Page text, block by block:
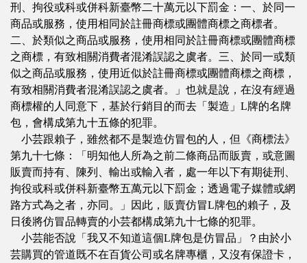
刑、拘役或科或併科新臺幣二十萬元以下罰金：一、於同一
商品或服務，使用相同於註冊商標或團體商標之商標者。
二、於類似之商品或服務，使用相同於註冊商標或團體商標
之商標，有致相關消費者混淆誤認之虞者。三、於同一或類
似之商品或服務，使用近似於註冊商標或團體商標之商標，
有致相關消費者混淆誤認之虞者。」也就是說，在沒有經過
商標權的人同意下，基於行銷目的而去「製造」L牌的名牌
包，會構成第九十五條的犯罪。
小芸跟賴子，雖然都不是製造仿冒包的人，但《商標法》
第九十七條：「明知他人所為之前二條商品而販賣，或意圖
販賣而持有、陳列、輸出或輸入者，處一年以下有期徒刑、
拘役或科或併科新臺幣五萬元以下罰金；透過電子媒體或網
路方式為之者，亦同。」因此，販賣仿冒L牌包的賴子，及
日後將仿冒品轉賣的小芸都構成第九十七條的犯罪。
小芸能否說「我又不知道這個L牌包是仿冒品」？由於小
芸購買的管道既不在百貨公司或名牌專櫃，又沒有保證卡，